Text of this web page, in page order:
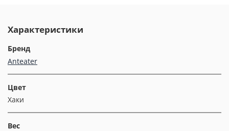
Характеристики
Бренд
Anteater
Цвет
Хаки
Вес